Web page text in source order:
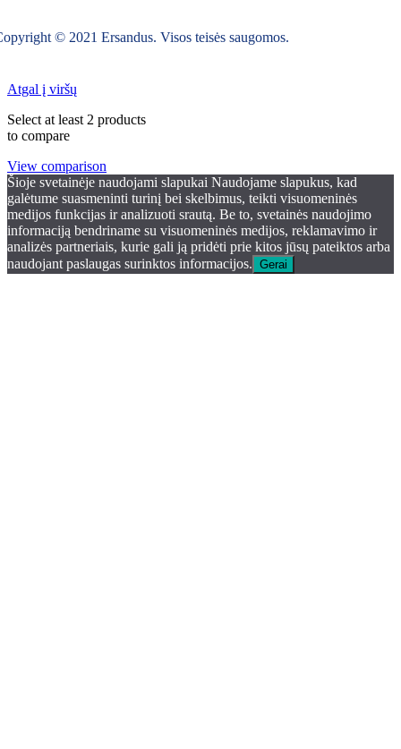
© 2021 Ersandus. Visos teisės saugomos.
Atgal į viršų
Select at least 2 products
to compare
View comparison
Šioje svetainėje naudojami slapukai Naudojame slapukus, kad
galėtume suasmeninti turinį bei skelbimus, teikti visuomeninės
medijos funkcijas ir analizuoti srautą. Be to, svetainės naudojimo
informaciją bendriname su visuomeninės medijos, reklamavimo ir
analizės partneriais, kurie gali ją pridėti prie kitos jūsų pateiktos arba
naudojant paslaugas surinktos informacijos. Gerai